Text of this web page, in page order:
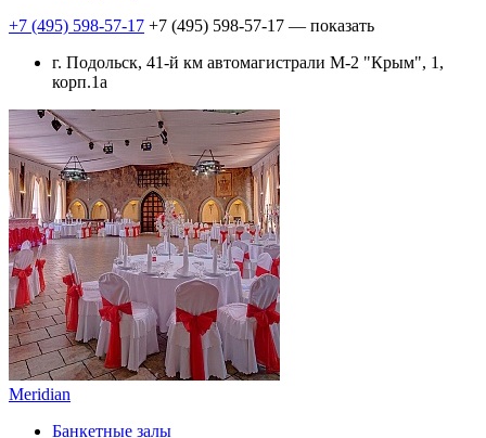
+7 (495) 598-57-17 +7 (495) 598-57-17 — показать
г. Подольск, 41-й км автомагистрали М-2 "Крым", 1,
корп.1а
Meridian
Банкетные залы